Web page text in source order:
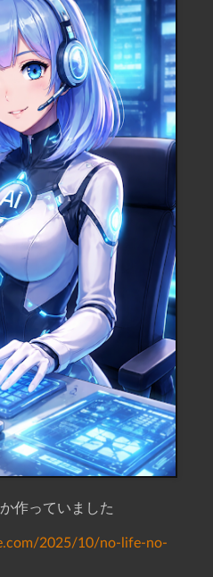
作っていました
2025/10/no-life-no-